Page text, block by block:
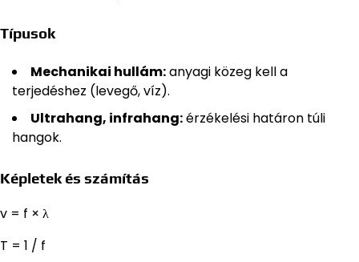
Típusok
Mechanikai hullám:anyagi közeg kell a
terjedéshez (levegő, víz).
Ultrahang, infrahang:érzékelési határon túli
hangok.
Képletek és számítás
v = f × λ
T = 1 / f